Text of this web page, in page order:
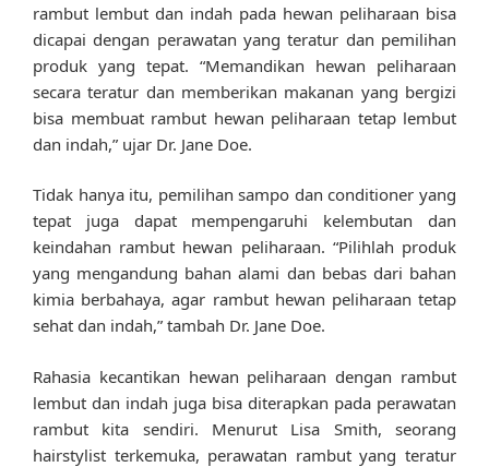
rambut lembut dan indah pada hewan peliharaan bisa
dicapai dengan perawatan yang teratur dan pemilihan
produk yang tepat. “Memandikan hewan peliharaan
secara teratur dan memberikan makanan yang bergizi
bisa membuat rambut hewan peliharaan tetap lembut
dan indah,” ujar Dr. Jane Doe.
Tidak hanya itu, pemilihan sampo dan conditioner yang
tepat juga dapat mempengaruhi kelembutan dan
keindahan rambut hewan peliharaan. “Pilihlah produk
yang mengandung bahan alami dan bebas dari bahan
kimia berbahaya, agar rambut hewan peliharaan tetap
sehat dan indah,” tambah Dr. Jane Doe.
Rahasia kecantikan hewan peliharaan dengan rambut
lembut dan indah juga bisa diterapkan pada perawatan
rambut kita sendiri. Menurut Lisa Smith, seorang
hairstylist terkemuka, perawatan rambut yang teratur